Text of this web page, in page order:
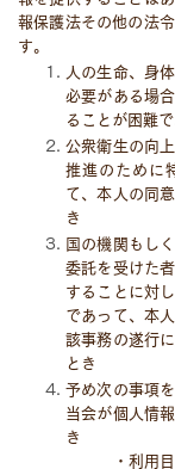
報保護法その他の法
す。
人の生命、身
必要がある場
ることが困難
公衆衛生の向
推進のために
て、本人の同
き
国の機関もし
委託を受けた
することに対
であって、本
該事務の遂行
とき
予め次の事項
当会が個人情
き
・利用